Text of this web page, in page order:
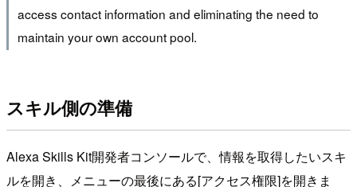
access contact information and eliminating the need to
maintain your own account pool.
スキル側の準備
Alexa Skills Kit開発者コンソールで、情報を取得したいスキ
ルを開き、メニューの最後にある[アクセス権限]を開きま